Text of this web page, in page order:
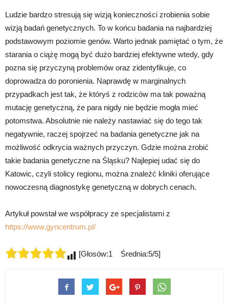
Ludzie bardzo stresują się wizją konieczności zrobienia sobie
wizją badań genetycznych. To w końcu badania na najbardziej
podstawowym poziomie genów. Warto jednak pamiętać o tym, że
starania o ciążę mogą być dużo bardziej efektywne wtedy, gdy
pozna się przyczyną problemów oraz zidentyfikuje, co
doprowadza do poronienia. Naprawdę w marginalnych
przypadkach jest tak, że któryś z rodziców ma tak poważną
mutację genetyczną, że para nigdy nie będzie mogła mieć
potomstwa. Absolutnie nie należy nastawiać się do tego tak
negatywnie, raczej spojrzeć na badania genetyczne jak na
możliwość odkrycia ważnych przyczyn. Gdzie można zrobić
takie badania genetyczne na Śląsku? Najlepiej udać się do
Katowic, czyli stolicy regionu, można znaleźć kliniki oferujące
nowoczesną diagnostykę genetyczną w dobrych cenach.
Artykuł powstał we współpracy ze specjalistami z
https://www.gyncentrum.pl/
[Głosów:1 Średnia:5/5]